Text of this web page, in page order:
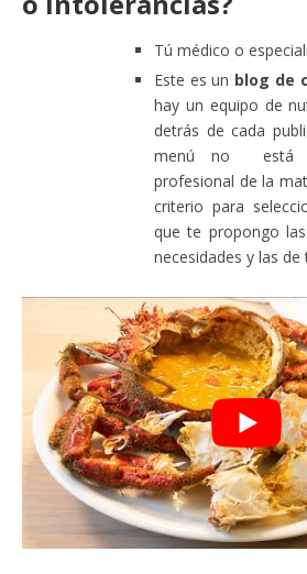
Tú médico o
Este es un blog de
hay un equipo de
detrás de cada
menú no está
profesional de la
criterio para
que te propongo
necesidades y las de